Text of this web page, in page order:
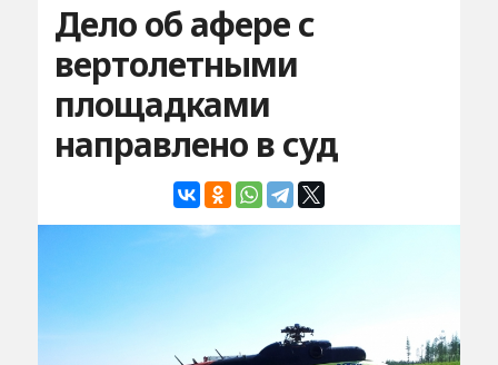
Дело об афере с
вертолетными
площадками
направлено в суд